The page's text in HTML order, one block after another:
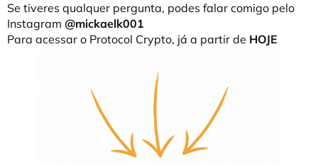
Se tiveres qualquer pergunta, podes falar comigo pelo
Instagram @mickaelk001
Para acessar o Protocol Crypto, já a partir de HOJE